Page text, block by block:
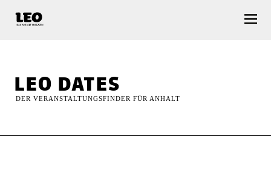
leo dates
DER VERANSTALTUNGSFINDER FÜR ANHALT